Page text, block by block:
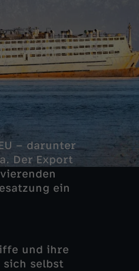
– darunter
Der Export
ein
und ihre
sich selbst